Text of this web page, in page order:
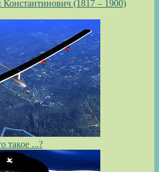
(1817 – 1900)
такое ...?